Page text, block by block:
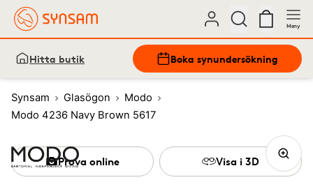
Meny
Hitta butik Boka synundersökning
Synsam Glasögon
Modo
Modo 4236 Navy Brown 5617
Prova online Visa i 3D